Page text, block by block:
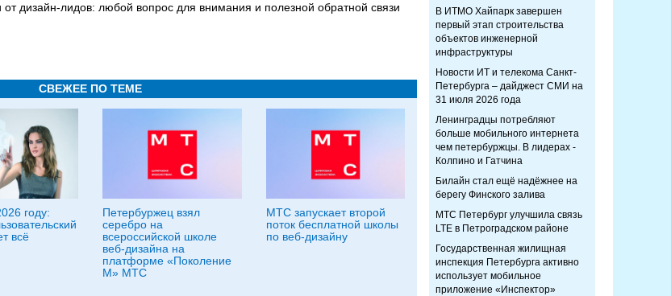
дизайн-лидов: любой вопрос для внимания и полезной обратной связи
СВЕЖЕЕ ПО ТЕМЕ
году:
всё
Петербуржец взял
серебро на
всероссийской школе
веб-дизайна на
платформе «Поколение
М» МТС
МТС запускает второй
поток бесплатной школы
по веб-дизайну
В ИТМО Хайпарк завершен
первый этап строительства
объектов инженерной
инфраструктуры
Новости ИТ и телекома Санкт-
Петербурга – дайджест СМИ на
31 июля 2026 года
Ленинградцы потребляют
больше мобильного интернета
чем петербуржцы. В лидерах -
Колпино и Гатчина
Билайн стал ещё надёжнее на
берегу Финского залива
МТС Петербург улучшила связь
LTE в Петроградском районе
Государственная жилищная
инспекция Петербурга активно
использует мобильное
приложение «Инспектор»